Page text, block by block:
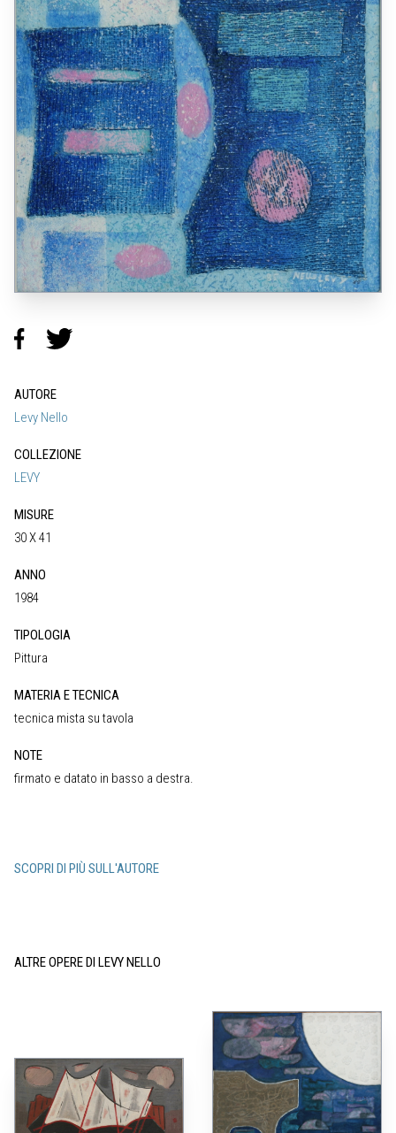
AUTORE
Levy Nello
COLLEZIONE
LEVY
MISURE
30 X 41
ANNO
1984
TIPOLOGIA
Pittura
MATERIA E TECNICA
tecnica mista su tavola
NOTE
firmato e datato in basso a destra.
SCOPRI DI PIÙ SULL'AUTORE
ALTRE OPERE DI LEVY NELLO